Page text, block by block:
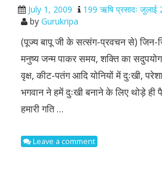
July 1, 2009 199 ऋषि प्रसादः जुलाई
by Gurukripa
(पूज्य बापू जी के सत्संग-प्रवचन से) जिन-
मनुष्य जन्म पाकर समय, शक्ति का
वृक्ष, कीट-पतंग आदि योनियों में दुःखी,
भगवान ने हमें दुःखी बनाने के लिए थोड़े ही
हमारी गति …
Leave a comment